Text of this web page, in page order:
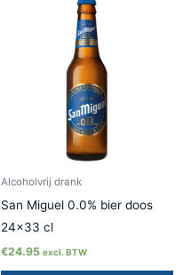
Alcoholvrij drank
San Miguel 0.0% bier doos
24×33 cl
€24.95 excl. BTW